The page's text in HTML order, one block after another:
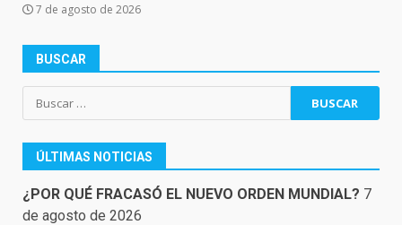
7 de agosto de 2026
BUSCAR
Buscar:
ÚLTIMAS NOTICIAS
¿POR QUÉ FRACASÓ EL NUEVO ORDEN MUNDIAL? 7
de agosto de 2026